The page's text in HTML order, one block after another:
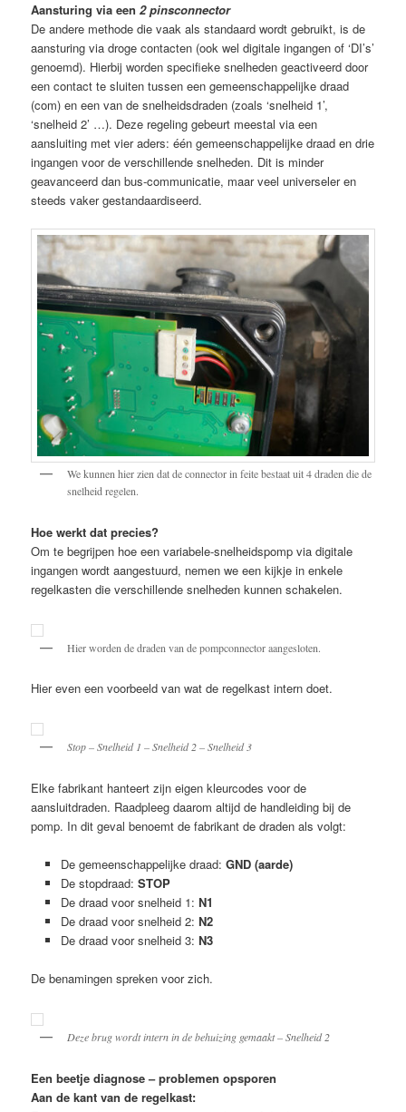
Aansturing via een 2 pinsconnector
De andere methode die vaak als standaard wordt gebruikt, is de
aansturing via droge contacten (ook wel digitale ingangen of ‘DI’s’
genoemd). Hierbij worden specifieke snelheden geactiveerd door
een contact te sluiten tussen een gemeenschappelijke draad
(com) en een van de snelheidsdraden (zoals ‘snelheid 1’,
‘snelheid 2’ …). Deze regeling gebeurt meestal via een
aansluiting met vier aders: één gemeenschappelijke draad en drie
ingangen voor de verschillende snelheden. Dit is minder
geavanceerd dan bus-communicatie, maar veel universeler en
steeds vaker gestandaardiseerd.
We kunnen hier zien dat de connector in feite bestaat uit 4 draden die de
snelheid regelen.
Hoe werkt dat precies?
Om te begrijpen hoe een variabele-snelheidspomp via digitale
ingangen wordt aangestuurd, nemen we een kijkje in enkele
regelkasten die verschillende snelheden kunnen schakelen.
Hier worden de draden van de pompconnector aangesloten.
Hier even een voorbeeld van wat de regelkast intern doet.
Stop – Snelheid 1 – Snelheid 2 – Snelheid 3
Elke fabrikant hanteert zijn eigen kleurcodes voor de
aansluitdraden. Raadpleeg daarom altijd de handleiding bij de
pomp. In dit geval benoemt de fabrikant de draden als volgt:
De gemeenschappelijke draad: GND (aarde)
De stopdraad: STOP
De draad voor snelheid 1: N1
De draad voor snelheid 2: N2
De draad voor snelheid 3: N3
De benamingen spreken voor zich.
Deze brug wordt intern in de behuizing gemaakt –Snelheid 2
Een beetje diagnose – problemen opsporen
Aan de kant van de regelkast: